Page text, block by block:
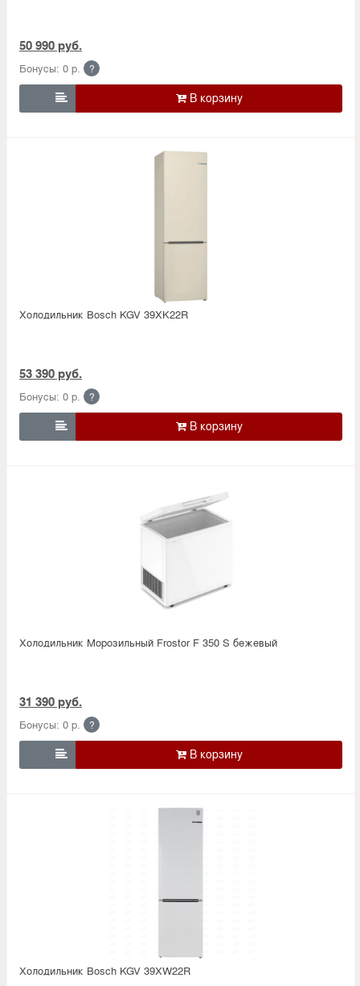
50 990 руб.
Бонусы: 0 р. ?

Холодильник Bosсh KGV 39XK22R
53 390 руб.
Бонусы: 0 р. ?

Холодильник Морозильный Frostor F 350 S бежевый
31 390 руб.
Бонусы: 0 р. ?

Холодильник Bosсh KGV 39XW22R